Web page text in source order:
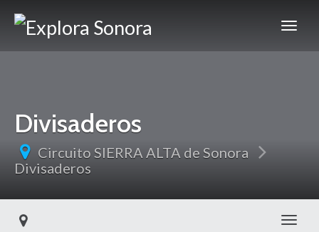
Divisaderos
Circuito SIERRA ALTA de Sonora
Divisaderos